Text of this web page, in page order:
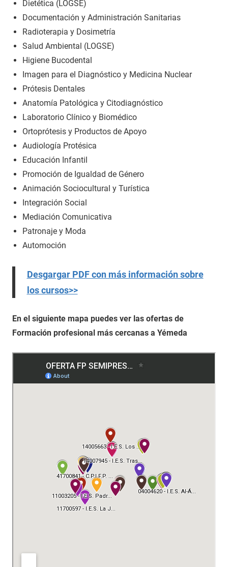
Dietética (LOGSE)
Documentación y Administración Sanitarias
Radioterapia y Dosimetría
Salud Ambiental (LOGSE)
Higiene Bucodental
Imagen para el Diagnóstico y Medicina Nuclear
Prótesis Dentales
Anatomía Patológica y Citodiagnóstico
Laboratorio Clínico y Biomédico
Ortoprótesis y Productos de Apoyo
Audiología Protésica
Educación Infantil
Promoción de Igualdad de Género
Animación Sociocultural y Turística
Integración Social
Mediación Comunicativa
Patronaje y Moda
Automoción
Desgargar PDF con más información sobre
los cursos>>
En el siguiente mapa puedes ver las ofertas de
Formación profesional más cercanas a Yémeda